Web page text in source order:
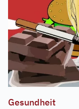
Gesundheit